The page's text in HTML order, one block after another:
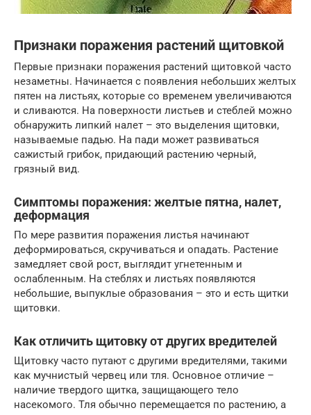
Признаки поражения растений щитовкой
Первые признаки поражения растений щитовкой часто
незаметны. Начинается с появления небольших желтых
пятен на листьях, которые со временем увеличиваются
и сливаются. На поверхности листьев и стеблей можно
обнаружить липкий налет – это выделения щитовки,
называемые падью. На пади может развиваться
сажистый грибок, придающий растению черный,
грязный вид.
Симптомы поражения: желтые пятна, налет,
деформация
По мере развития поражения листья начинают
деформироваться, скручиваться и опадать. Растение
замедляет свой рост, выглядит угнетенным и
ослабленным. На стеблях и листьях появляются
небольшие, выпуклые образования – это и есть щитки
щитовки.
Как отличить щитовку от других вредителей
Щитовку часто путают с другими вредителями, такими
как мучнистый червец или тля. Основное отличие –
наличие твердого щитка, защищающего тело
насекомого. Тля обычно перемещается по растению, а